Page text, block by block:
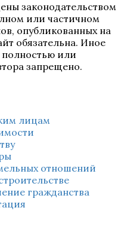
законодательством
или частичном
опубликованных на
обязательна. Иное
полностью или
запрещено.
лицам
отношений
гражданства